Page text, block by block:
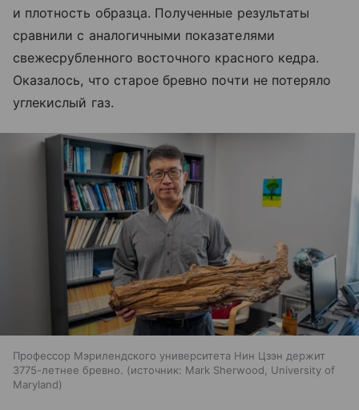
и плотность образца. Полученные результаты
сравнили с аналогичными показателями
свежесрубленного восточного красного кедра.
Оказалось, что старое бревно почти не потеряло
углекислый газ.
Профессор Мэрилендского университета Нин Цзэн держит
3775-летнее бревно.
источник: Mark Sherwood, University of
Maryland